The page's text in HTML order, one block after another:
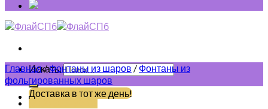
Искать:
(812) 383-99-05
Доставка в тот же день!
Главная/Фонтаны из шаров/Фонтаны из
фольгированных шаров